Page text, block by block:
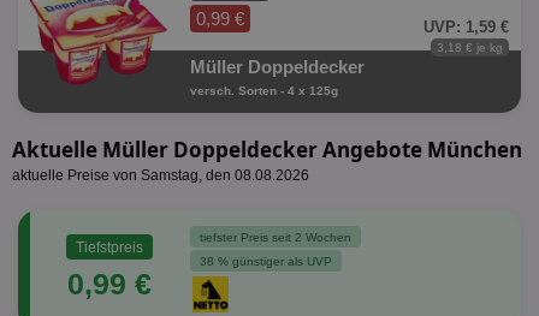
0,99 € UVP: 1,59 €
3,18 € je kg
Müller Doppeldecker
versch. Sorten - 4 x 125g
Aktuelle Müller Doppeldecker Angebote München
aktuelle Preise von Samstag, den 08.08.2026
Tiefstpreis
0,99 €
tiefster Preis seit 2 Wochen
38 % günstiger als UVP